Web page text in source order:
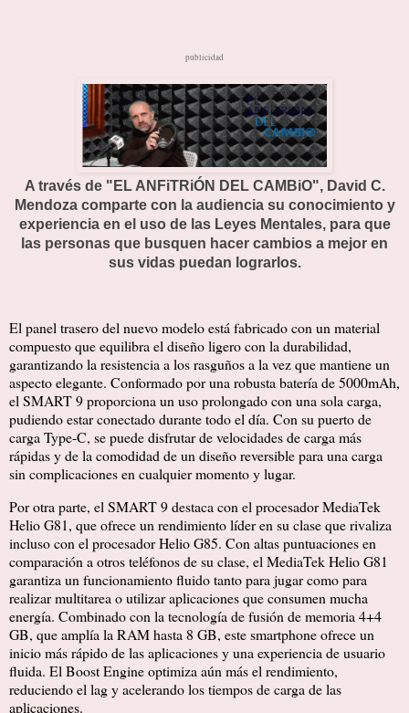
publicidad
A través de "EL ANFiTRiÓN DEL CAMBiO", David C.
Mendoza comparte con la audiencia su conocimiento y
experiencia en el uso de las Leyes Mentales, para que
las personas que busquen hacer cambios a mejor en
sus vidas puedan lograrlos.
El panel trasero del nuevo modelo está fabricado con un material
compuesto que equilibra el diseño ligero con la durabilidad,
garantizando la resistencia a los rasguños a la vez que mantiene un
aspecto elegante. Conformado por una robusta batería de 5000mAh,
el SMART 9 proporciona un uso prolongado con una sola carga,
pudiendo estar conectado durante todo el día. Con su puerto de
carga Type-C, se puede disfrutar de velocidades de carga más
rápidas y de la comodidad de un diseño reversible para una carga
sin complicaciones en cualquier momento y lugar.
Por otra parte, el SMART 9 destaca con el procesador MediaTek
Helio G81, que ofrece un rendimiento líder en su clase que rivaliza
incluso con el procesador Helio G85. Con altas puntuaciones en
comparación a otros teléfonos de su clase, el MediaTek Helio G81
garantiza un funcionamiento fluido tanto para jugar como para
realizar multitarea o utilizar aplicaciones que consumen mucha
energía. Combinado con la tecnología de fusión de memoria 4+4
GB, que amplía la RAM hasta 8 GB, este smartphone ofrece un
inicio más rápido de las aplicaciones y una experiencia de usuario
fluida. El Boost Engine optimiza aún más el rendimiento,
reduciendo el lag y acelerando los tiempos de carga de las
aplicaciones.